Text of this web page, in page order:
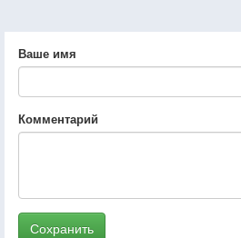
Ваше имя
Комментарий
Сохранить